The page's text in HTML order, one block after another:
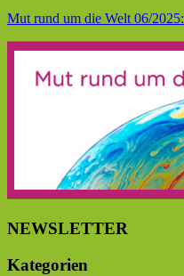
Mut rund um die Welt 06/
NEWSLETTER
Kategorien